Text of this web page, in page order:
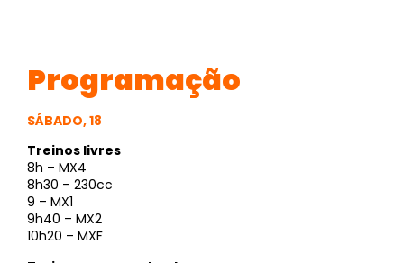
Programação
SÁBADO, 18
Treinos livres
8h – MX4
8h30 – 230cc
9 – MX1
9h40 – MX2
10h20 – MXF